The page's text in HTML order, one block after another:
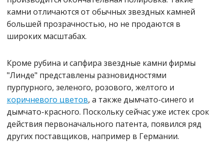
камни отличаются от обычных звездных камней
большей прозрачностью, но не продаются в
широких масштабах.
Кроме рубина и сапфира звездные камни фирмы
"Линде" представлены разновидностями
пурпурного, зеленого, розового, желтого и
коричневого цветов, а также дымчато-синего и
дымчато-красного. Поскольку сейчас уже истек срок
действия первоначального патента, появился ряд
других поставщиков, например в Германии.